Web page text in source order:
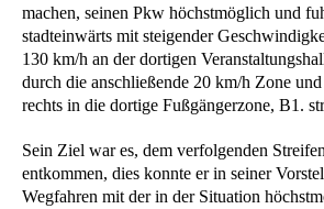
machen, seinen Pkw höchstmöglich und
stadteinwärts mit steigender
130 km/h an der dortigen
durch die anschließende 20 km/h Zone
rechts in die dortige Fußgängerzone, B1.
Sein Ziel war es, dem verfolgenden
entkommen, dies konnte er in seiner
Wegfahren mit der in der Situation